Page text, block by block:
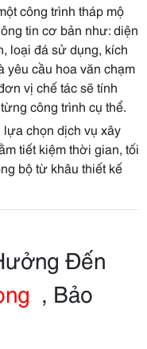
công trình tháp mộ
tin cơ bản như: diện
loại đá sử dụng, kích
yêu cầu hoa văn chạm
vị chế tác sẽ tính
công trình cụ thể.
chọn dịch vụ xây
tiết kiệm thời gian, tối
bộ từ khâu thiết kế
Đến
, Bảo